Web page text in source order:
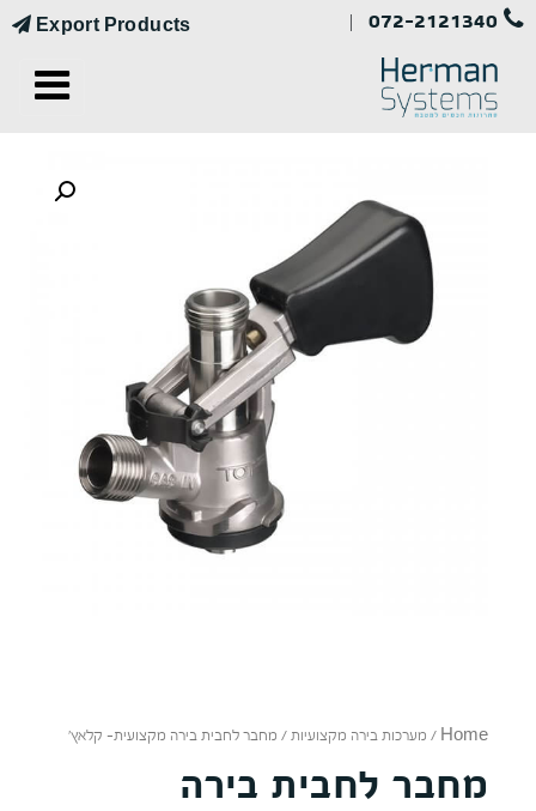
Export Products
Home
/ מערכות בירה מקצועיות / מחבר לחבית בירה מקצועית- קלאץ'
מחבר לחבית בירה